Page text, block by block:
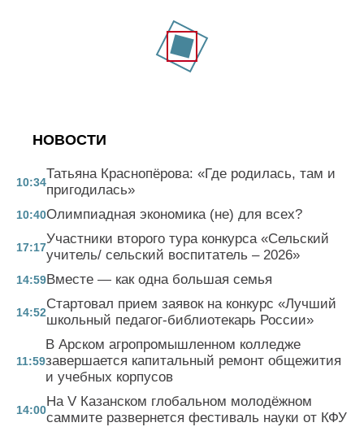
НОВОСТИ
10:34
Татьяна Краснопёрова: «Где родилась, там и
пригодилась»
10:40Олимпиадная экономика (не) для всех?
17:17
Участники второго тура конкурса «Сельский
учитель/ сельский воспитатель – 2026»
14:59Вместе — как одна большая семья
14:52
Стартовал прием заявок на конкурс «Лучший
школьный педагог-библиотекарь России»
11:59
В Арском агропромышленном колледже
завершается капитальный ремонт общежития
и учебных корпусов
14:00
На V Казанском глобальном молодёжном
саммите развернется фестиваль науки от КФУ